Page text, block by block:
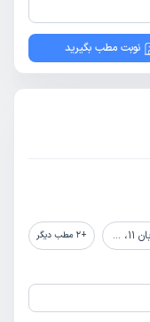
نوبت مطب بگیرید
29
+
2 مطب دیگر